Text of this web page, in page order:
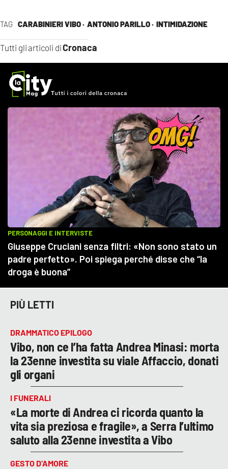
TAG CARABINIERI VIBO · ANTONIO PARILLO · INTIMIDAZIONE
Tutti gli articoli diCronaca
PIÙ LETTI
DRAMMATICO EPILOGO
Vibo, non ce l’ha fatta Andrea Minasi: morta
la 23enne investita su viale Affaccio, donati
gli organi
I FUNERALI
«La morte di Andrea ci ricorda quanto la
vita sia preziosa e fragile», a Serra l’ultimo
saluto alla 23enne investita a Vibo
GESTO D’AMORE